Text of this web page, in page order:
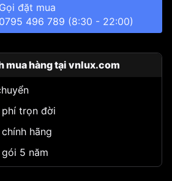
Gọi đặt mua
0795 496 789 (8:30 - 22:00)
mua hàng tại vnlux.com
trọn đời
hãng
5 năm